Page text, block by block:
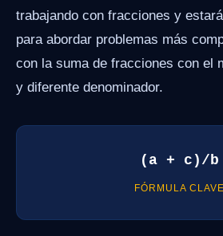
trabajando con fracciones y
para abordar problemas más
con la suma de fracciones con el
y diferente denominador.
(a + c)/b
FÓRMULA CLAVE